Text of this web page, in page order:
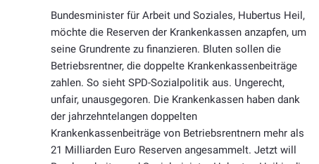
Bundesminister für Arbeit und Soziales, Hubertus Heil,
möchte die Reserven der Krankenkassen anzapfen, um
seine Grundrente zu finanzieren. Bluten sollen die
Betriebsrentner, die doppelte Krankenkassenbeiträge
zahlen. So sieht SPD-Sozialpolitik aus. Ungerecht,
unfair, unausgegoren. Die Krankenkassen haben dank
der jahrzehntelangen doppelten
Krankenkassenbeiträge von Betriebsrentnern mehr als
21 Milliarden Euro Reserven angesammelt. Jetzt will